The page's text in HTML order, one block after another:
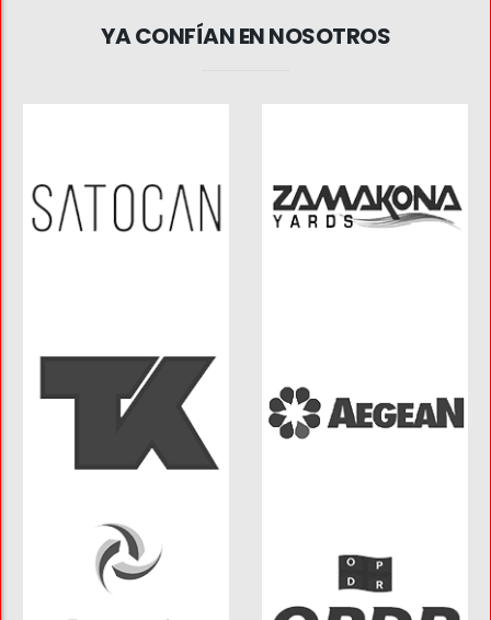
YA CONFÍAN EN NOSOTROS